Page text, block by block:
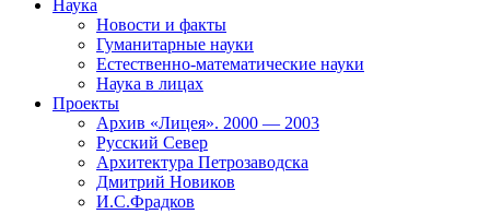
Наука
Новости и факты
Гуманитарные науки
Естественно-математические науки
Наука в лицах
Проекты
Архив «Лицея». 2000 — 2003
Русский Север
Архитектура Петрозаводска
Дмитрий Новиков
И.С.Фрадков